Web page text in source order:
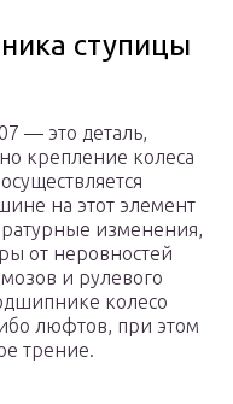
ступицы
— это деталь,
крепление колеса
на этот элемент
изменения,
от неровностей
и рулевого
колесо
люфтов, при этом
трение.